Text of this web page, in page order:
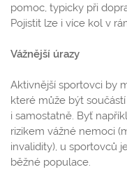
pomoc, typicky při
Pojistit lze i více kol v
Vážnější úrazy
Aktivnější sportovci by
které může být
i samostatně. Byť
rizikem vážné nemoci
invalidity), u sportovců
běžné populace.